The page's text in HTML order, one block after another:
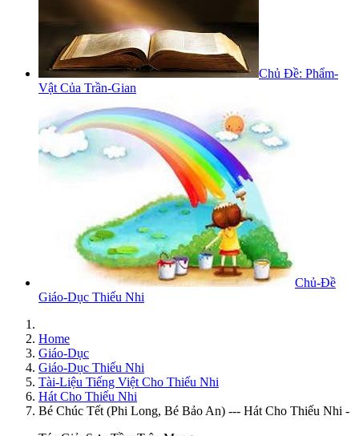
Chủ Đề: Phẩm-
Vật Của Trần-Gian
Chủ-Đề
Giáo-Dục Thiếu Nhi
Home
Giáo-Dục
Giáo-Dục Thiếu Nhi
Tài-Liệu Tiếng Việt Cho Thiếu Nhi
Hát Cho Thiếu Nhi
Bé Chúc Tết (Phi Long, Bé Bảo An) --- Hát Cho Thiếu Nhi -